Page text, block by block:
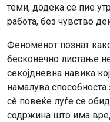
теми, додека се пие
работа, без чувство
Феноменот познат
бесконечно листање
секојдневна навика
намалува способноста
сè повеќе луѓе се
содржина што има